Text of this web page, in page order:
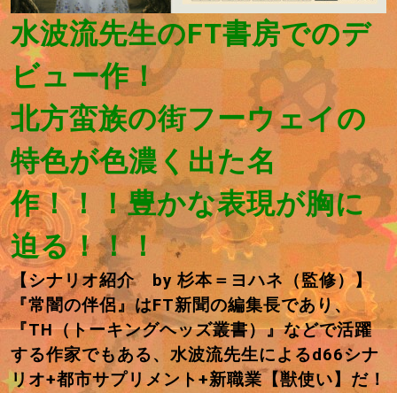
水波流先生のFT書房でのデ
ビュー作！
北方蛮族の街フーウェイの
特色が色濃く出た名
作！！！豊かな表現が胸に
迫る！！！
【シナリオ紹介 by 杉本＝ヨハネ（監修）】
『常闇の伴侶』はFT新聞の編集長であり、
『TH（トーキングヘッズ叢書）』などで活躍
する作家でもある、水波流先生によるd66シナ
リオ+都市サプリメント+新職業【獣使い】だ！